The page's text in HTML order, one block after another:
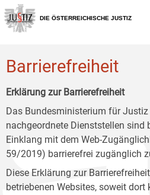
Zur
Hauptnavigation
[1]
Zum
Inhalt
[2]
Zum
Untermenü
[3]
DIE ÖSTERREICHISCHE JUSTIZ
Barrierefreiheit
Erklärung zur Barrierefreiheit
Das Bundesministerium für
nachgeordnete Dienststellen sind
Einklang mit dem Web-
59/2019) barrierefrei zugänglich
Diese Erklärung zur
betriebenen Websites, soweit dort